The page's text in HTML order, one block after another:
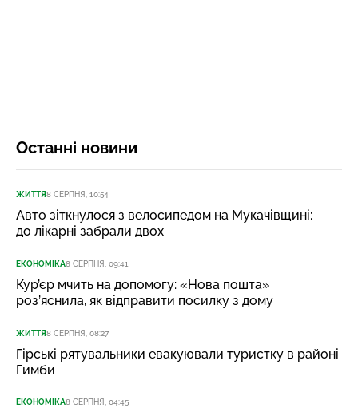
Останні новини
ЖИТТЯ8 СЕРПНЯ, 10:54
Авто зіткнулося з велосипедом на Мукачівщині:
до лікарні забрали двох
ЕКОНОМІКА8 СЕРПНЯ, 09:41
Кур’єр мчить на допомогу: «Нова пошта»
роз’яснила, як відправити посилку з дому
ЖИТТЯ8 СЕРПНЯ, 08:27
Гірські рятувальники евакуювали туристку в районі
Гимби
ЕКОНОМІКА8 СЕРПНЯ, 04:45